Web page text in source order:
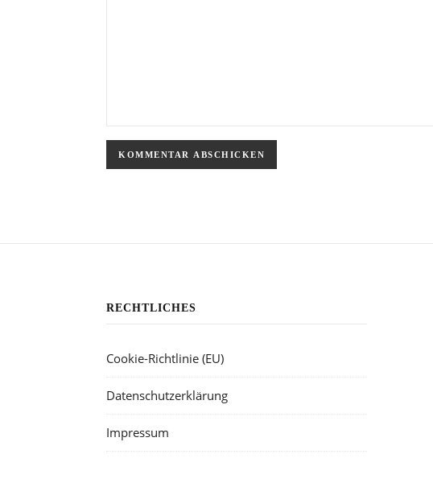
RECHTLICHES
Cookie-Richtlinie (EU)
Datenschutzerklärung
Impressum